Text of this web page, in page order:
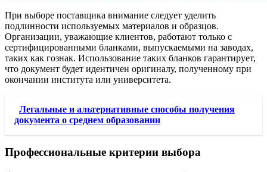
При выборе поставщика внимание следует уделить
подлинности используемых материалов и образцов.
Организации, уважающие клиентов, работают только с
сертифицированными бланками, выпускаемыми на заводах,
таких как гознак. Использование таких бланков гарантирует,
что документ будет идентичен оригиналу, полученному при
окончании института или университета.
Легальные и альтернативные способы получения
документа о среднем образовании
Профессиональные критерии выбора